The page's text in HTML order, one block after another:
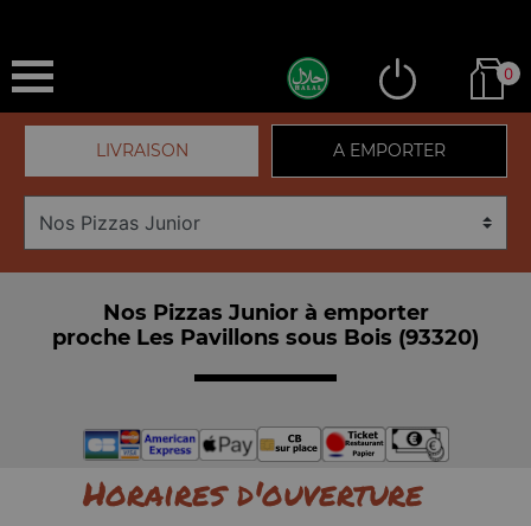
0
LIVRAISON A EMPORTER
Nos Pizzas Junior à emporter
proche Les Pavillons sous Bois (93320)
Horaires d'ouverture